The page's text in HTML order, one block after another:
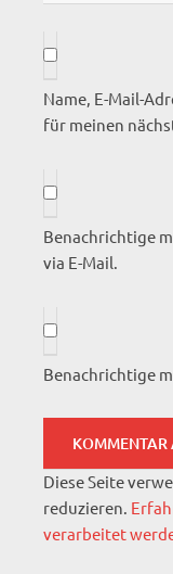
Name, E-Mail-
für meinen
Benachrichtige
via E-Mail.
Benachrichtige
Diese Seite
reduzieren.
verarbeitet